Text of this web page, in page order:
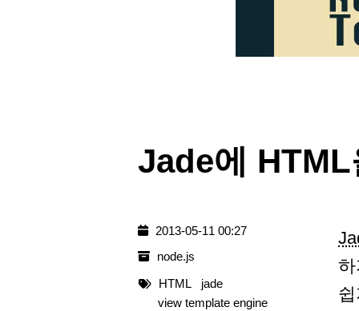
Jade에
2013-05-11 00:27
node.js
HTML
jade
view template engine